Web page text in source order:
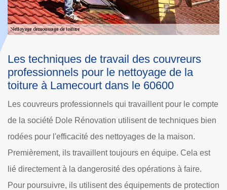
La méthode classique de nettoyage de la
toiture dans la ville de Lamecourt :
l'utilisation de brosse dure
Il y a une foultitude de méthodes qui peuvent être utilisées
par les couvreurs professionnels dans le but de nettoyer la
toiture d'une habitation. Ainsi, les couvreurs peuvent
choisir de nettoyer la surface supérieure de la maison en
utilisant une brosse bien dure. Il s'agit d'une méthode
classique qui permet de préserver l'état des tuiles et des